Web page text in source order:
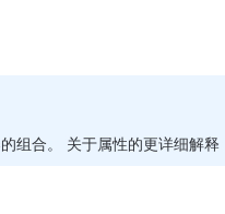
组合。 关于属性的更详细解释